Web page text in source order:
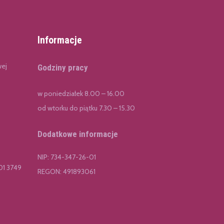
3749
Informacje
Godziny pracy
w poniedziałek 8.00 – 16.00
od wtorku do piątku 7.30 – 15.30
Dodatkowe informacje
NIP: 734-347-26-01
REGON: 491893061